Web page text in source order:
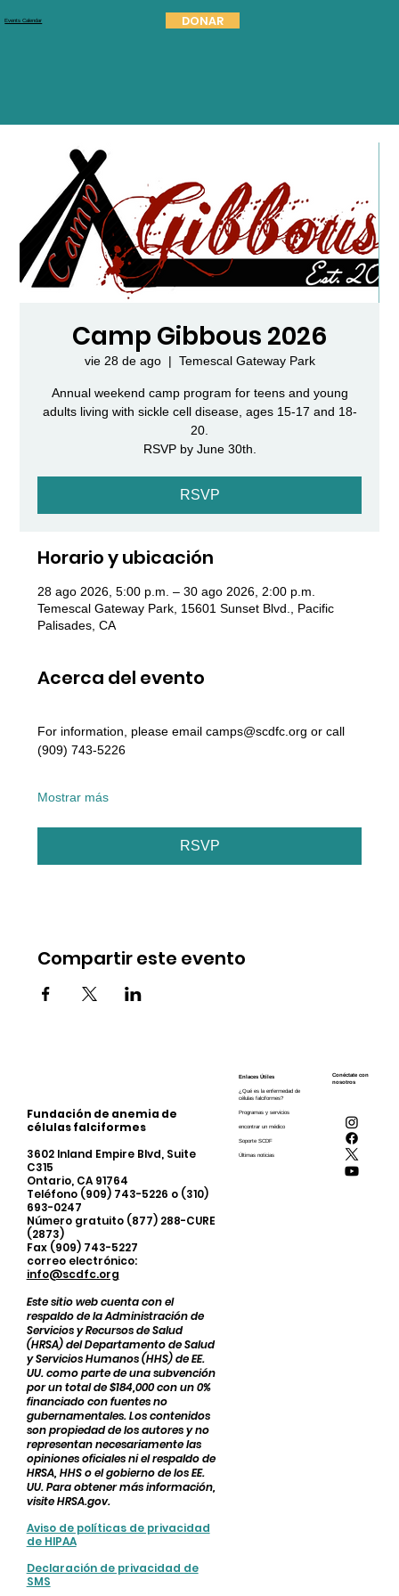
DONAR
Events Calendar
Camp Gibbous 2026
vie 28 de ago
  |
Temescal Gateway Park
Annual weekend camp program for teens and young
adults living with sickle cell disease, ages 15-17 and 18-
20.
RSVP by June 30th.
RSVP
Horario y ubicación
28 ago 2026, 5:00 p.m. – 30 ago 2026, 2:00 p.m.
Temescal Gateway Park, 15601 Sunset Blvd., Pacific
Palisades, CA
Acerca del evento
For information, please email camps@scdfc.org or call
(909) 743-5226
Mostrar más
RSVP
Compartir este evento
Fundación de anemia de
células falciformes
3602 Inland Empire Blvd, Suite
C315
Ontario, CA 91764
Teléfono (909) 743-5226 o (310)
693-0247
Número gratuito (877) 288-CURE
(2873)
Fax (909) 743-5227
correo electrónico:
info@scdfc.org
Este sitio web cuenta con el
respaldo de la Administración de
Servicios y Recursos de Salud
(HRSA) del Departamento de Salud
y Servicios Humanos (HHS) de EE.
UU. como parte de una subvención
por un total de $184,000 con un 0%
financiado con fuentes no
gubernamentales. Los contenidos
son propiedad de los autores y no
representan necesariamente las
opiniones oficiales ni el respaldo de
HRSA, HHS o el gobierno de los EE.
UU. Para obtener más información,
visite HRSA.gov.
Aviso de políticas de privacidad
de HIPAA
Declaración de privacidad de
SMS
Enlaces Útiles
¿Qué es la enfermedad de
células falciformes?
Programas y servicios
encontrar un médico
Soporte SCDF
Últimas noticias
Conéctate con
nosotros